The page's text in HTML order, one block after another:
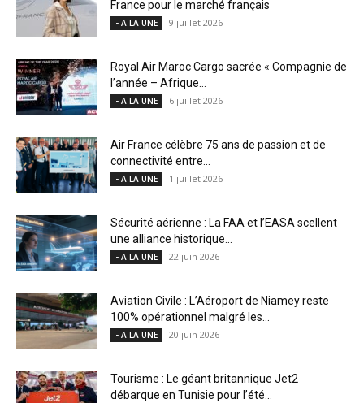
France pour le marché français
- A LA UNE 9 juillet 2026
Royal Air Maroc Cargo sacrée « Compagnie de
l’année – Afrique...
- A LA UNE 6 juillet 2026
Air France célèbre 75 ans de passion et de
connectivité entre...
- A LA UNE 1 juillet 2026
Sécurité aérienne : La FAA et l’EASA scellent
une alliance historique...
- A LA UNE 22 juin 2026
Aviation Civile : L’Aéroport de Niamey reste
100% opérationnel malgré les...
- A LA UNE 20 juin 2026
Tourisme : Le géant britannique Jet2
débarque en Tunisie pour l’été...